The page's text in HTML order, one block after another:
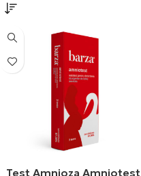
Test Amnioza Amniotest